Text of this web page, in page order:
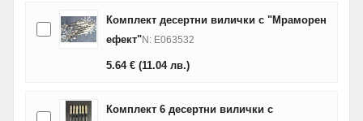
Комплект десертни вилички с "Мраморен
ефект"N: E063532
5.64 € (11.04 лв.)
Комплект 6 десертни вилички с